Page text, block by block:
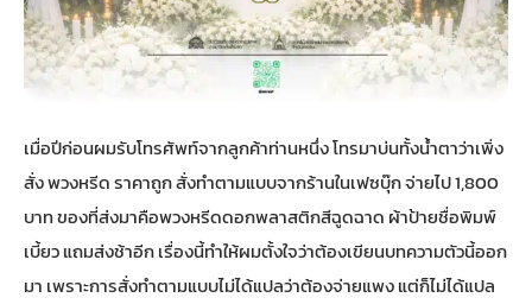
ดอกไม้หน้าโลง
จัดดอกไม้หน้ารูป
ดอกไม้ศพ
พวงหรีดปทุม
พวงหรีดพระราม 2
พวงหรีด ปากคลองตลาด
พวงหรีดราคาถูก
น้าเมรุ ราคา
รุ กรุงเทพ
หน้าเมรุ
รุ ราคาถูก
ดอกไม้งานแต่ง
ไม้งานแต่ง แบบสวยๆ
สั่งพวงหรีดพัดลม
ร้านพวงหรีดพัดลม
พวงหรีดพัดลม ปากคลองตลาด
พวงหรีดพัดลม แบบสวยๆ
ค่าใช้จ่ายจัดงานศพ
จัดงานศพ วัด
ขั้นตอนจัดงานศพ
จัดงานศพ ราคาถูก
เมื่อปีก่อนผมรับโทรศัพท์จากลูกค้าท่านหนึ่ง โทรมาบ่นทั้งน้ำตาว่าเพิ่ง
สั่ง พวงหรีด ราคาถูก สั่งทำตามแบบจากร้านในเฟซบุ๊ก จ่ายไป 1,800
บาท ของที่ส่งมาคือพวงหรีดดอกพลาสติกสีฉูดฉาด ผ้าป้ายชื่อพิมพ์
เบี้ยว แถมส่งช้าอีก เรื่องนี้ทำให้ผมตั้งใจว่าต้องเขียนบทความตัวนี้ออก
มา เพราะการสั่งทำตามแบบไม่ได้แปลว่าต้องจ่ายแพง แต่ก็ไม่ได้แปล